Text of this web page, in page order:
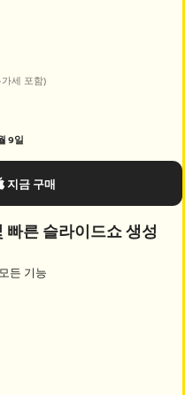
가세 포함)
9일
지금 구매
빠른 슬라이드쇼 생성
든 기능